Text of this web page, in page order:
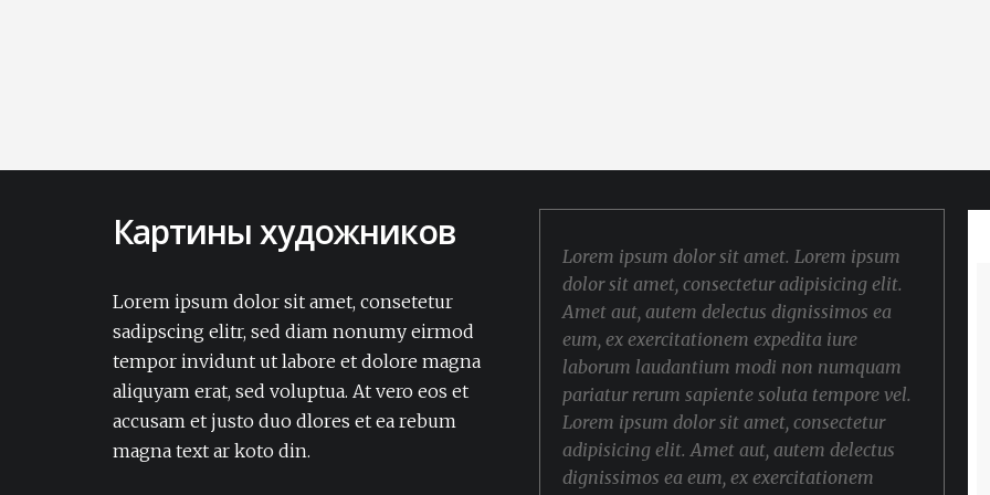
Картины художников
Lorem ipsum dolor sit amet, consetetur
sadipscing elitr, sed diam nonumy eirmod
tempor invidunt ut labore et dolore magna
aliquyam erat, sed voluptua. At vero eos et
accusam et justo duo dlores et ea rebum
magna text ar koto din.
Lorem ipsum dolor sit amet, consectetur
dignissimos ea eum, ex exercitationem
expedita iure laborum laudantium modi
non numquam pariatur rerum sapiente
soluta tempore vel.Lorem ipsum dolor sit
amet, consectetur adipisicing elit. Amet aut,
autem delectus dignissimos ea eum, ex
Lorem ipsum dolor sit amet. Lorem ipsum
dolor sit amet, consectetur adipisicing elit.
Amet aut, autem delectus dignissimos ea
eum, ex exercitationem expedita iure
laborum laudantium modi non numquam
pariatur rerum sapiente soluta tempore vel.
Lorem ipsum dolor sit amet, consectetur
adipisicing elit. Amet aut, autem delectus
dignissimos ea eum, ex exercitationem